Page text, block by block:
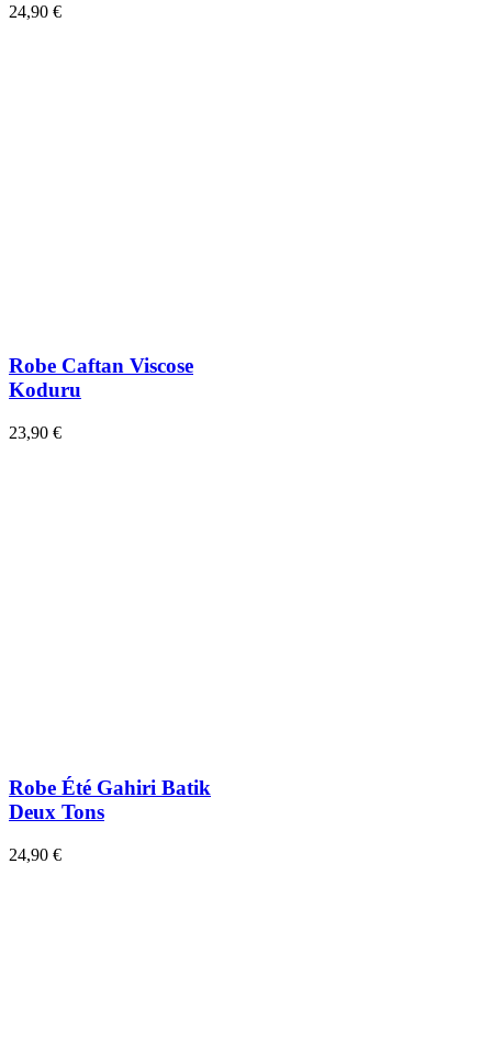
24,90 €
Robe Caftan Viscose
Koduru
23,90 €
Robe Été Gahiri Batik
Deux Tons
24,90 €